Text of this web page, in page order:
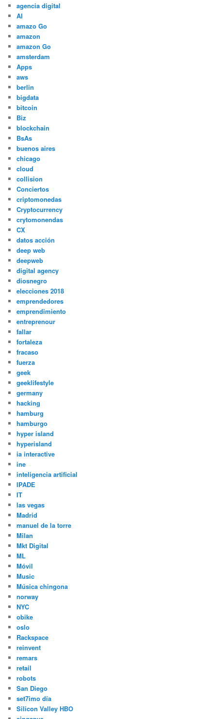
agencia digital
AI
amazo Go
amazon
amazon Go
amsterdam
Apps
aws
berlin
bigdata
bitcoin
Biz
blockchain
BsAs
buenos aires
chicago
cloud
collision
Conciertos
criptomonedas
Cryptocurrency
crytomonendas
CX
datos acción
deep web
deepweb
digital agency
diosnegro
elecciones 2018
emprendedores
emprendimiento
entreprenour
fallar
fortaleza
fracaso
fuerza
geek
geeklifestyle
germany
hacking
hamburg
hamburgo
hyper island
hyperisland
ia interactive
ine
inteligencia artificial
IPADE
IT
las vegas
Madrid
manuel de la torre
Milan
Mkt Digital
ML
Móvil
Music
Música chingona
norway
NYC
obike
oslo
Rackspace
reinvent
remars
retail
robots
San Diego
set7imo día
Silicon Valley HBO